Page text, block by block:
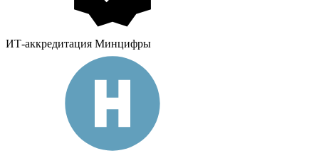
ИТ-аккредитация Минцифры